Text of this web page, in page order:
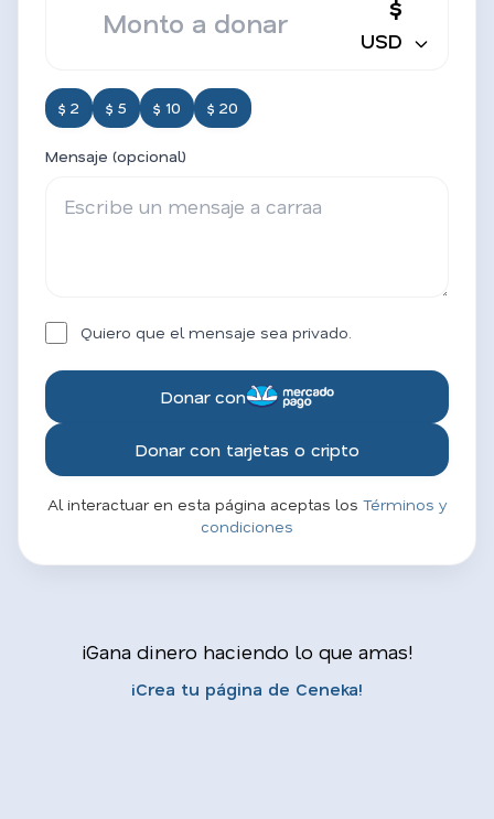
$
USD
$ 2 $ 5 $ 10 $ 20
Mensaje (opcional)
Quiero que el mensaje sea privado.
Donar con
Donar con tarjetas o cripto
Al interactuar en esta página aceptas los Términos y
condiciones
¡Gana dinero haciendo lo que amas!
¡Crea tu página de Ceneka!